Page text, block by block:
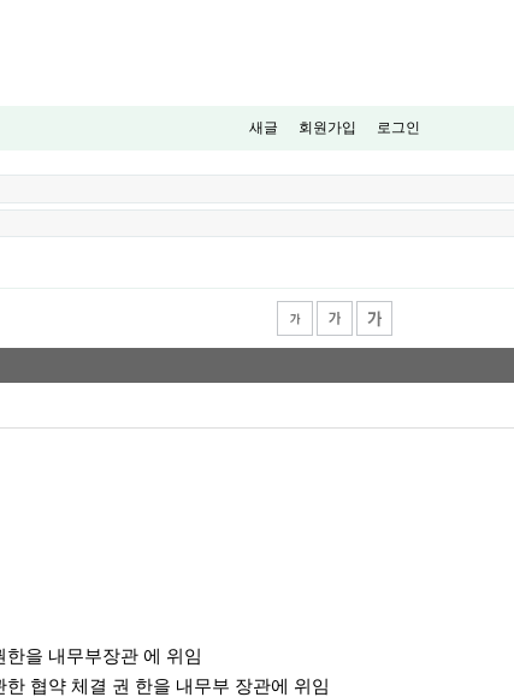
새글 회원가입 로그인
을 내무부장관 에 위임
협약 체결 권 한을 내무부 장관에 위임